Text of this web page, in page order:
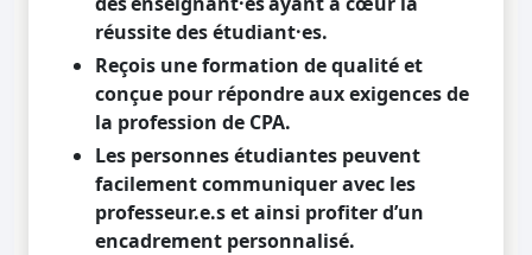
réussite des étudiant·es.
Reçois une formation de qualité et
conçue pour répondre aux exigences de
la profession de CPA.
Les personnes étudiantes peuvent
facilement communiquer avec les
professeur.e.s et ainsi profiter d’un
encadrement personnalisé.